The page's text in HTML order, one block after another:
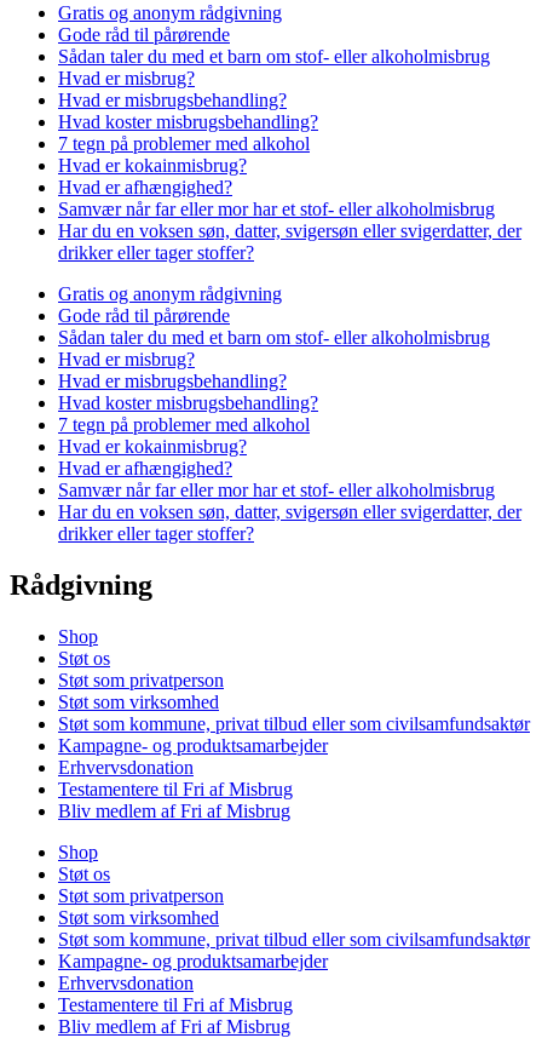
Gratis og anonym rådgivning
Gode råd til pårørende
Sådan taler du med et barn om stof- eller alkoholmisbrug
Hvad er misbrug?
Hvad er misbrugsbehandling?
Hvad koster misbrugsbehandling?
7 tegn på problemer med alkohol
Hvad er kokainmisbrug?
Hvad er afhængighed?
Samvær når far eller mor har et stof- eller alkoholmisbrug
Har du en voksen søn, datter, svigersøn eller svigerdatter, der
drikker eller tager stoffer?
Gratis og anonym rådgivning
Gode råd til pårørende
Sådan taler du med et barn om stof- eller alkoholmisbrug
Hvad er misbrug?
Hvad er misbrugsbehandling?
Hvad koster misbrugsbehandling?
7 tegn på problemer med alkohol
Hvad er kokainmisbrug?
Hvad er afhængighed?
Samvær når far eller mor har et stof- eller alkoholmisbrug
Har du en voksen søn, datter, svigersøn eller svigerdatter, der
drikker eller tager stoffer?
Rådgivning
Shop
Støt os
Støt som privatperson
Støt som virksomhed
Støt som kommune, privat tilbud eller som civilsamfundsaktør
Kampagne- og produktsamarbejder
Erhvervsdonation
Testamentere til Fri af Misbrug
Bliv medlem af Fri af Misbrug
Shop
Støt os
Støt som privatperson
Støt som virksomhed
Støt som kommune, privat tilbud eller som civilsamfundsaktør
Kampagne- og produktsamarbejder
Erhvervsdonation
Testamentere til Fri af Misbrug
Bliv medlem af Fri af Misbrug